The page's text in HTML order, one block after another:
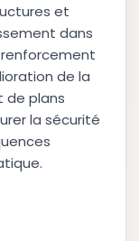
et
dans
de la
de plans
la sécurité